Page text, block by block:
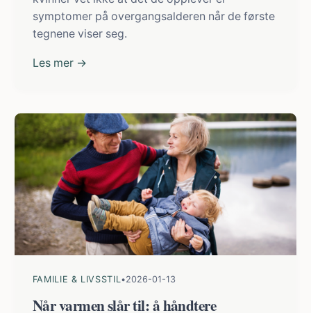
symptomer på overgangsalderen når de første
tegnene viser seg.
Les mer →
FAMILIE & LIVSSTIL •2026-01-13
Når varmen slår til: å håndtere